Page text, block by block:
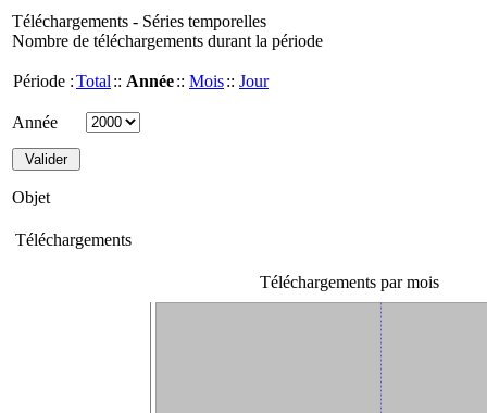
Téléchargements - Séries temporelles
Nombre de téléchargements durant la période
Période :Total :: Année:: Mois:: Jour
Année
Objet
Téléchargements
Téléchargements par mois